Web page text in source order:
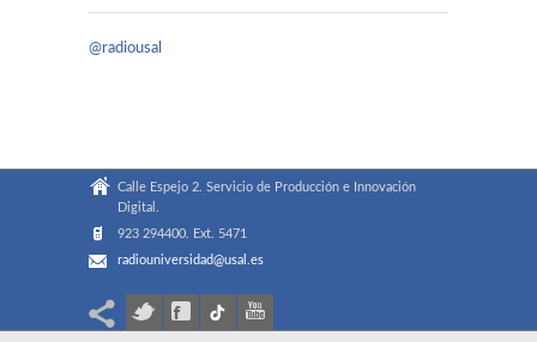
@radiousal
Calle Espejo 2. Servicio de Producción e Innovación
Digital.
923 294400. Ext. 5471
radiouniversidad@usal.es